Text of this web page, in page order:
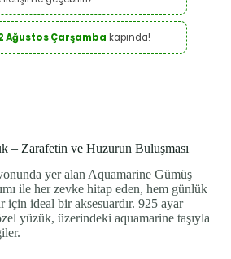
Ağustos Çarşamba kapında!
– Zarafetin ve Huzurun Buluşması
yer alan Aquamarine Gümüş
ile her zevke hitap eden, hem günlük
için ideal bir aksesuardır. 925 ayar
yüzük, üzerindeki aquamarine taşıyla